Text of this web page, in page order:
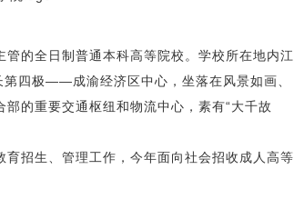
的全日制普通本科高等院校。学校所在地内江
四极——成渝经济区中心，坐落在风景如画、
的重要交通枢纽和物流中心，素有“大千故
招生、管理工作，今年面向社会招收成人高等